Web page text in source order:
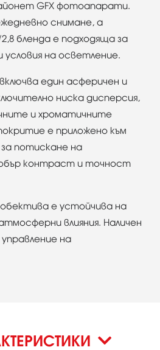
GFX фотоапарати.
снимане, а
бленда е подходяща за
на осветление.
един асферичен и
ниска дисперсия,
и хроматичните
е приложено към
потискане на
контраст и точност
е устойчива на
влияния. Наличен
на